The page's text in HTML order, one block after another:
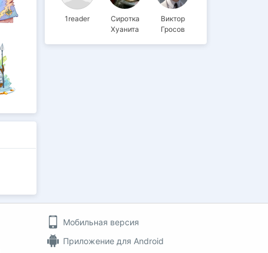
1reader
Сиротка
Хуанита
Виктор
Гросов
Мобильная версия
Приложение для Android